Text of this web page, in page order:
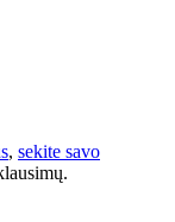
, sekite savo